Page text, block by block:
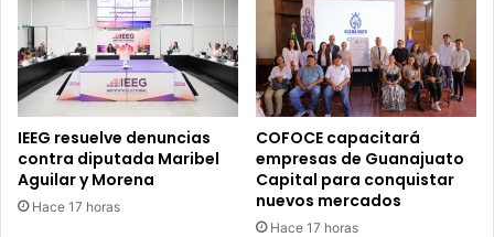
IEEG resuelve denuncias
contra diputada Maribel
Aguilar y Morena
Hace 17 horas
COFOCE capacitará
empresas de Guanajuato
Capital para conquistar
nuevos mercados
Hace 17 horas